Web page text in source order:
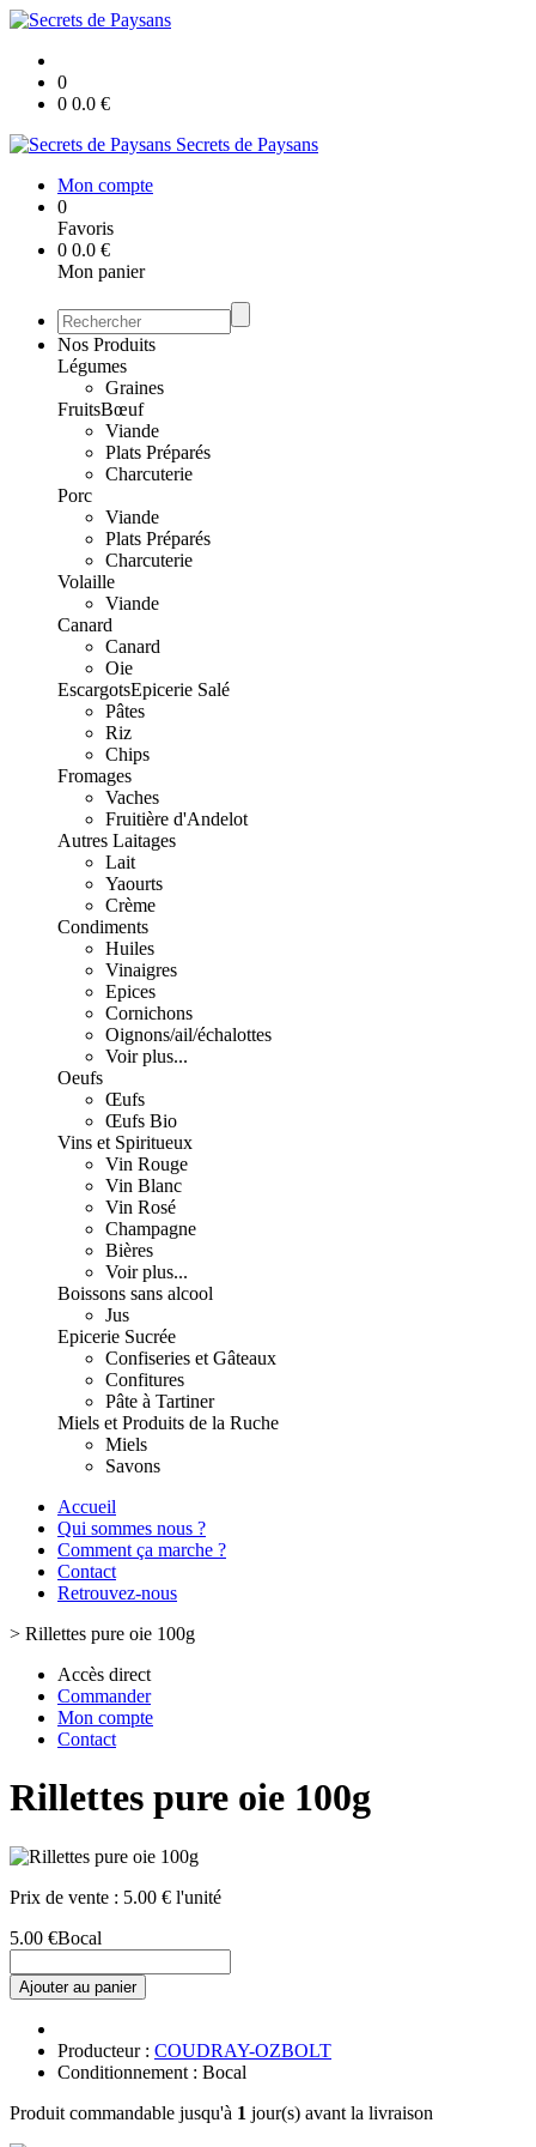
0
0 0.0 €
Secrets de Paysans
Mon compte
0
Favoris
0 0.0 €
Mon panier
Nos Produits
Légumes
Graines
FruitsBœuf
Viande
Plats Préparés
Charcuterie
Porc
Viande
Plats Préparés
Charcuterie
Volaille
Viande
Canard
Canard
Oie
EscargotsEpicerie Salé
Pâtes
Riz
Chips
Fromages
Vaches
Fruitière d'Andelot
Autres Laitages
Lait
Yaourts
Crème
Condiments
Huiles
Vinaigres
Epices
Cornichons
Oignons/ail/échalottes
Voir plus...
Oeufs
Œufs
Œufs Bio
Vins et Spiritueux
Vin Rouge
Vin Blanc
Vin Rosé
Champagne
Bières
Voir plus...
Boissons sans alcool
Jus
Epicerie Sucrée
Confiseries et Gâteaux
Confitures
Pâte à Tartiner
Miels et Produits de la Ruche
Miels
Savons
Accueil
Qui sommes nous ?
Comment ça marche ?
Contact
Retrouvez-nous
> Rillettes pure oie 100g
Accès direct
Commander
Mon compte
Contact
Rillettes pure oie 100g
Prix de vente : 5.00 € l'unité
5.00 €Bocal
Ajouter au panier
Producteur : COUDRAY-OZBOLT
Conditionnement : Bocal
Produit commandable jusqu'à 1 jour(s) avant la livraison